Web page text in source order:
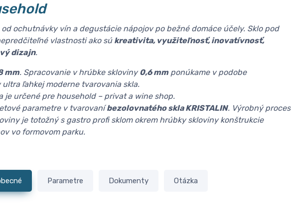
ochutnávky vín a degustácie nápojov po bežné domáce účely. Sklo pod
vlastnosti ako sú kreativita, využiteľnosť, inovatívnosť,
dizajn.
mm. Spracovanie v hrúbke skloviny0,6 mmponúkame v podobe
ľahkej moderne tvarovania skla.
je určené pre household – privat a wine shop.
parametre v tvarovaníbezolovnatého skla KRISTALIN. Výrobný proces
je totožný s gastro profi sklom okrem hrúbky skloviny konštrukcie
vo formovom parku.
Parametre Dokumenty Otázka